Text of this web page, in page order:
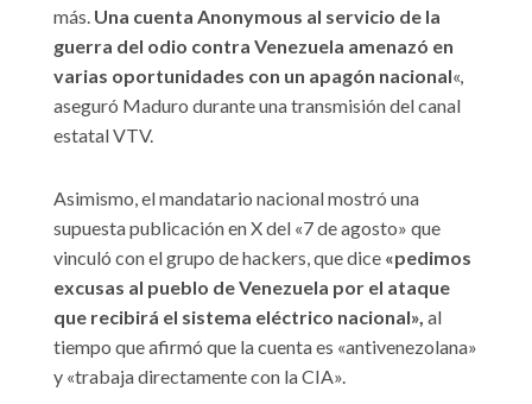
más. Una cuenta Anonymous al servicio de la
guerra del odio contra Venezuela amenazó en
varias oportunidades con un apagón nacional«,
aseguró Maduro durante una transmisión del canal
estatal VTV.
Asimismo, el mandatario nacional mostró una
supuesta publicación en X del «7 de agosto» que
vinculó con el grupo de hackers, que dice «pedimos
excusas al pueblo de Venezuela por el ataque
que recibirá el sistema eléctrico nacional», al
tiempo que afirmó que la cuenta es «antivenezolana»
y «trabaja directamente con la CIA».